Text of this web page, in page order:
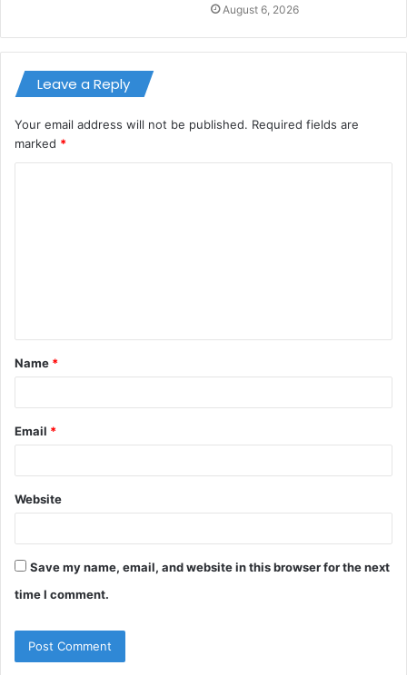
August 6, 2026
Leave a Reply
Your email address will not be published. Required fields are
marked *
t
*
Name *
Email *
Website
Save my name, email, and website in this browser for the next
time I comment.